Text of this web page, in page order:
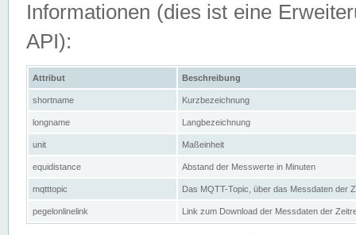
Informationen (dies ist eine
API):
Attribut Beschreibung
shortname Kurzbezeichnung
longname Langbezeichnung
unit Maßeinheit
equidistance Abstand der Messwerte in Minuten
mqtttopic Das MQTT-Topic, über das Messdaten der
pegelonlinelink Link zum Download der Messdaten der